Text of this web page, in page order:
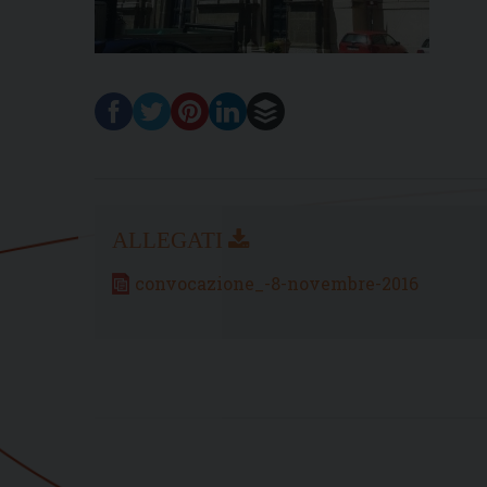
convocazione_-8-novembre-2016